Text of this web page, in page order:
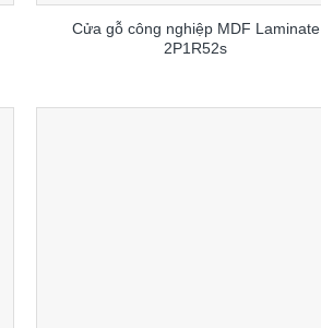
Cửa gỗ công nghiệp MDF Laminate
2P1R52s